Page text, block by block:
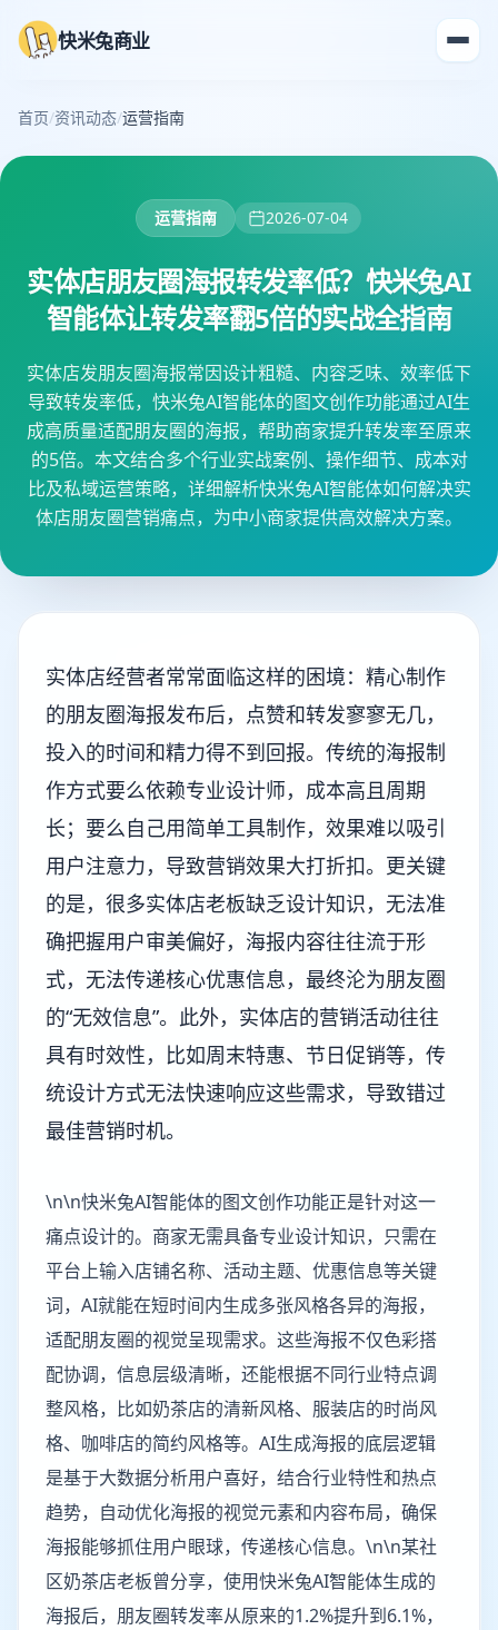
快米兔商业
首页/资讯动态/运营指南
运营指南 2026-07-04
实体店朋友圈海报转发率低？快米兔AI
智能体让转发率翻5倍的实战全指南
实体店发朋友圈海报常因设计粗糙、内容乏味、效率低下
导致转发率低，快米兔AI智能体的图文创作功能通过AI生
成高质量适配朋友圈的海报，帮助商家提升转发率至原来
的5倍。本文结合多个行业实战案例、操作细节、成本对
比及私域运营策略，详细解析快米兔AI智能体如何解决实
体店朋友圈营销痛点，为中小商家提供高效解决方案。
实体店经营者常常面临这样的困境：精心制作
的朋友圈海报发布后，点赞和转发寥寥无几，
投入的时间和精力得不到回报。传统的海报制
作方式要么依赖专业设计师，成本高且周期
长；要么自己用简单工具制作，效果难以吸引
用户注意力，导致营销效果大打折扣。更关键
的是，很多实体店老板缺乏设计知识，无法准
确把握用户审美偏好，海报内容往往流于形
式，无法传递核心优惠信息，最终沦为朋友圈
的“无效信息”。此外，实体店的营销活动往往
具有时效性，比如周末特惠、节日促销等，传
统设计方式无法快速响应这些需求，导致错过
最佳营销时机。
\n\n快米兔AI智能体的图文创作功能正是针对这一
痛点设计的。商家无需具备专业设计知识，只需在
平台上输入店铺名称、活动主题、优惠信息等关键
词，AI就能在短时间内生成多张风格各异的海报，
适配朋友圈的视觉呈现需求。这些海报不仅色彩搭
配协调，信息层级清晰，还能根据不同行业特点调
整风格，比如奶茶店的清新风格、服装店的时尚风
格、咖啡店的简约风格等。AI生成海报的底层逻辑
是基于大数据分析用户喜好，结合行业特性和热点
趋势，自动优化海报的视觉元素和内容布局，确保
海报能够抓住用户眼球，传递核心信息。\n\n某社
区奶茶店老板曾分享，使用快米兔AI智能体生成的
海报后，朋友圈转发率从原来的1.2%提升到6.1%，